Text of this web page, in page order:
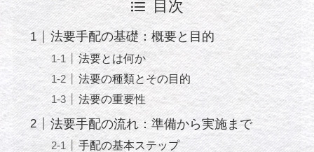
目次
法要手配の基礎：概要と目的
法要とは何か
法要の種類とその目的
法要の重要性
法要手配の流れ：準備から実施まで
手配の基本ステップ